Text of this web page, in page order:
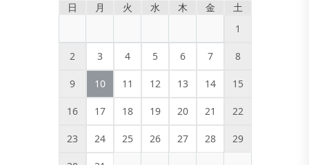
日 月 火 水 木 金 土
1
2 3 4 5 6 7 8
9 10 11 12 13 14 15
16 17 18 19 20 21 22
23 24 25 26 27 28 29